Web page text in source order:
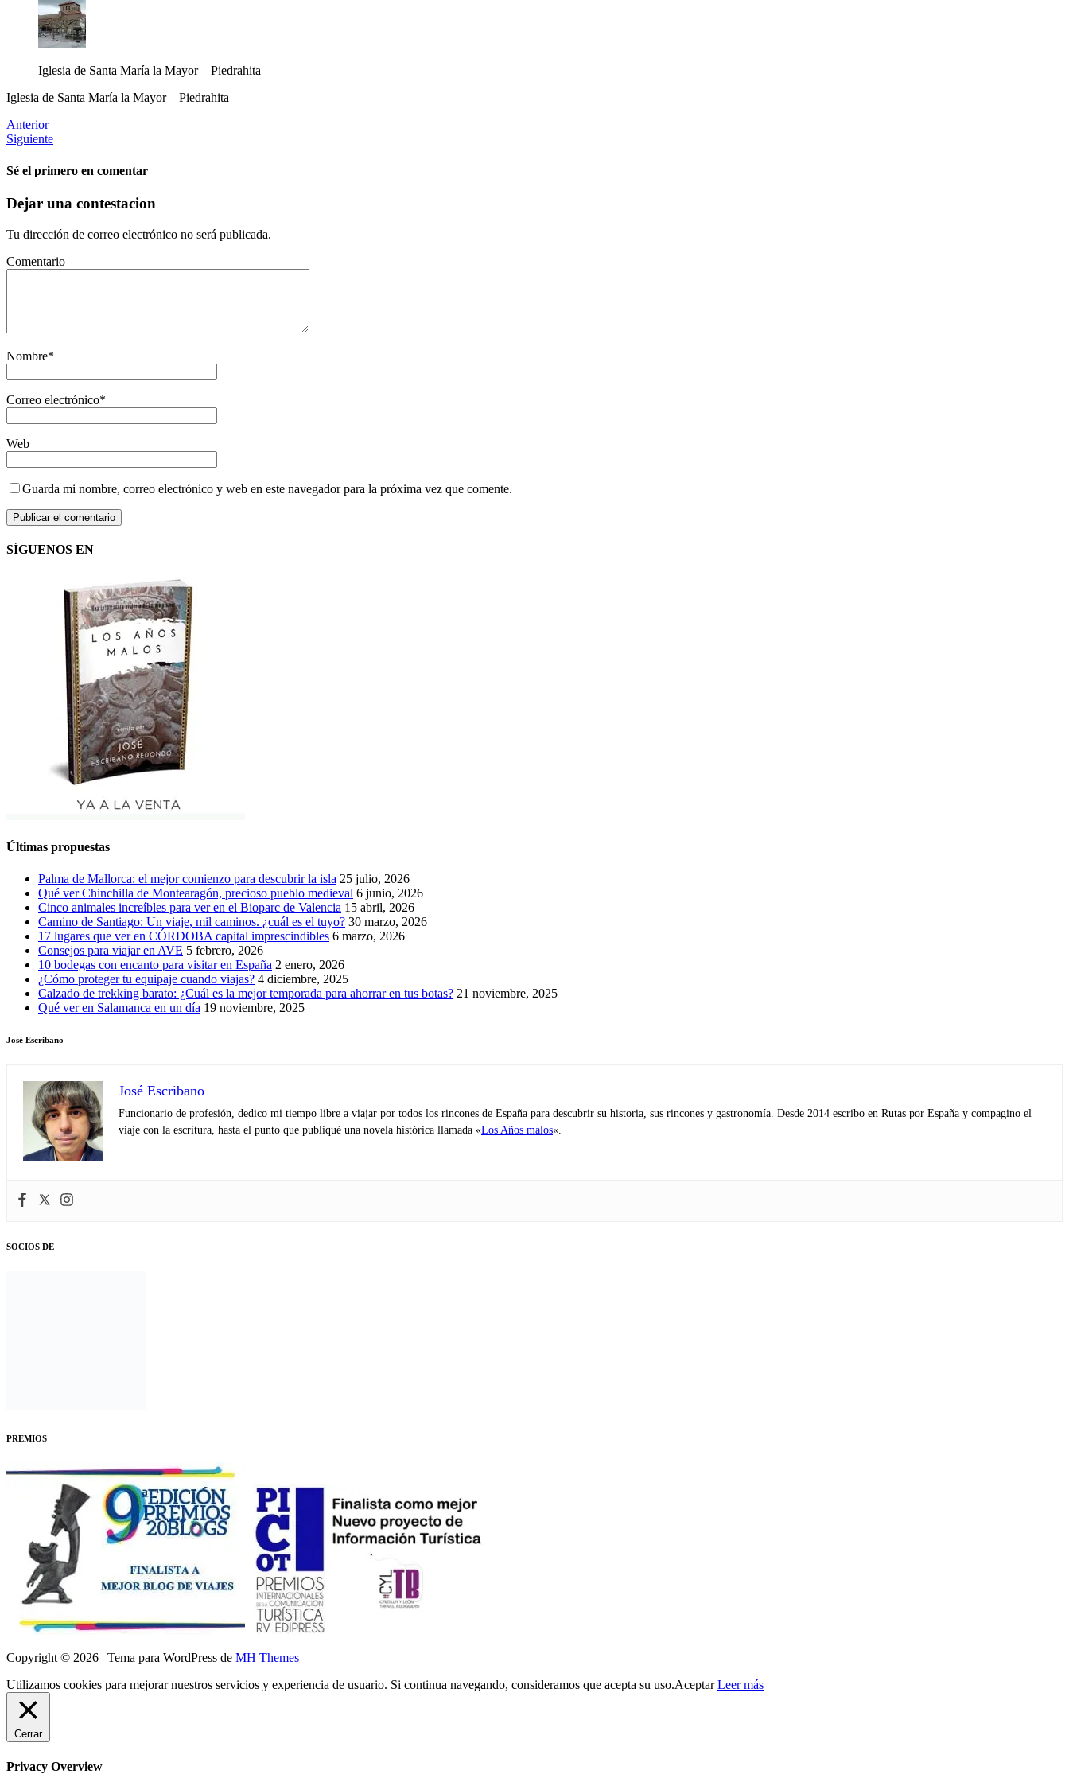
Iglesia de Santa María la Mayor – Piedrahita
Iglesia de Santa María la Mayor – Piedrahita
Anterior
Siguiente
Sé el primero en comentar
Dejar una contestacion
Tu dirección de correo electrónico no será publicada.
Comentario
Nombre*
Correo electrónico*
Web
Guarda mi nombre, correo electrónico y web en este navegador para la próxima vez que comente.
SÍGUENOS EN
Últimas propuestas
Palma de Mallorca: el mejor comienzo para descubrir la isla 25 julio, 2026
Qué ver Chinchilla de Montearagón, precioso pueblo medieval 6 junio, 2026
Cinco animales increíbles para ver en el Bioparc de Valencia 15 abril, 2026
Camino de Santiago: Un viaje, mil caminos. ¿cuál es el tuyo? 30 marzo, 2026
17 lugares que ver en CÓRDOBA capital imprescindibles 6 marzo, 2026
Consejos para viajar en AVE 5 febrero, 2026
10 bodegas con encanto para visitar en España 2 enero, 2026
¿Cómo proteger tu equipaje cuando viajas? 4 diciembre, 2025
Calzado de trekking barato: ¿Cuál es la mejor temporada para ahorrar en tus botas? 21 noviembre, 2025
Qué ver en Salamanca en un día 19 noviembre, 2025
José Escribano
José Escribano
Funcionario de profesión, dedico mi tiempo libre a viajar por todos los rincones de España para descubrir su historia, sus rincones y gastronomía. Desde 2014 escribo en Rutas por España y compagino el
viaje con la escritura, hasta el punto que publiqué una novela histórica llamada «Los Años malos«.
SOCIOS DE
PREMIOS
Copyright © 2026 | Tema para WordPress de MH Themes
Utilizamos cookies para mejorar nuestros servicios y experiencia de usuario. Si continua navegando, consideramos que acepta su uso.Aceptar Leer más
Cerrar
Privacy Overview